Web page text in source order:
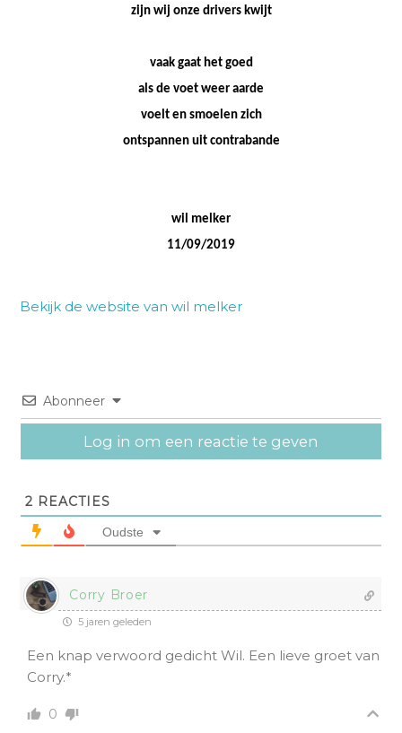
zijn wij onze drivers kwijt
vaak gaat het goed
als de voet weer aarde
voelt en smoelen zich
ontspannen uit contrabande
wil melker
11/09/2019
Bekijk de website van wil melker
Abonneer
Log in om een reactie te geven
2 REACTIES
Oudste
Corry Broer
5 jaren geleden
Een knap verwoord gedicht Wil. Een lieve groet van
Corry.*
0